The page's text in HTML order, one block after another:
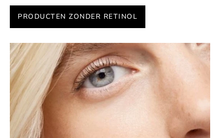
PRODUCTEN ZONDER RETINOL